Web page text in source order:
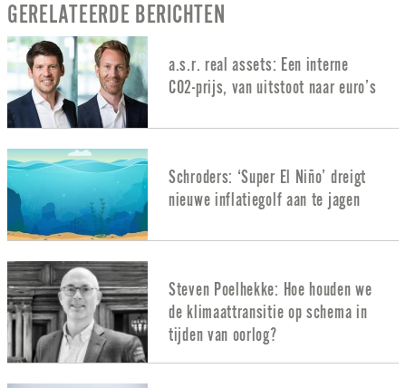
GERELATEERDE BERICHTEN
a.s.r. real assets: Een interne
CO2-prijs, van uitstoot naar euro’s
Schroders: ‘Super El Niño’ dreigt
nieuwe inflatiegolf aan te jagen
Steven Poelhekke: Hoe houden we
de klimaattransitie op schema in
tijden van oorlog?